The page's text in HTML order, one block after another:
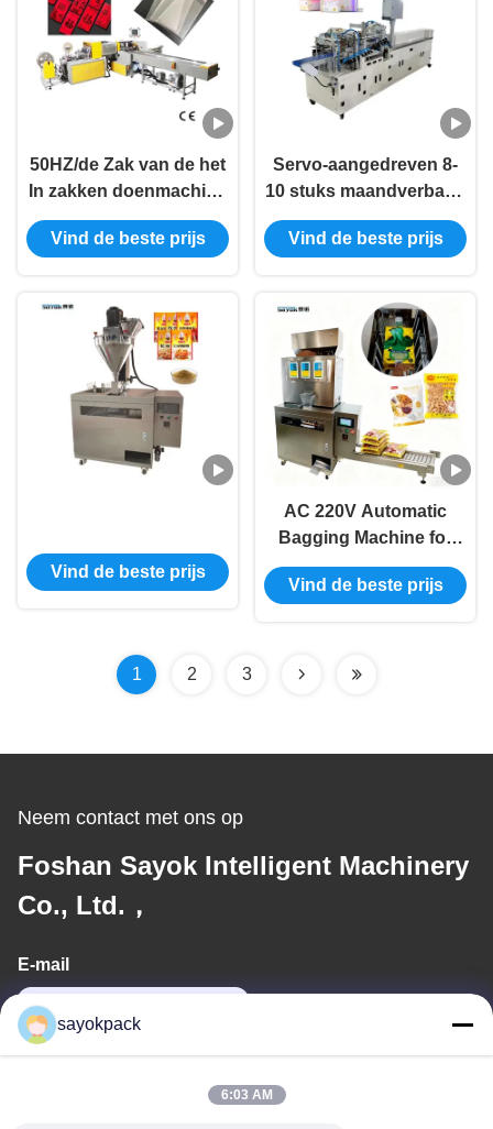
50HZ/de Zak van de het
In zakken doenmachine
15kw van 60HZ
Automatische het
Vind de beste prijs
Servo-aangedreven 8-
10 stuks maandverband
premade zakje
automatische zakken
Vind de beste prijs
Vind de beste prijs
AC 220V Automatic
Bagging Machine for
Doypack Pouch Min.
Bag size 60*90 mm High
Vind de beste prijs
1 2 3
Neem contact met ons op
Foshan Sayok Intelligent Machinery
Co., Ltd.，
E-mail
sayokpack
6:03 AM